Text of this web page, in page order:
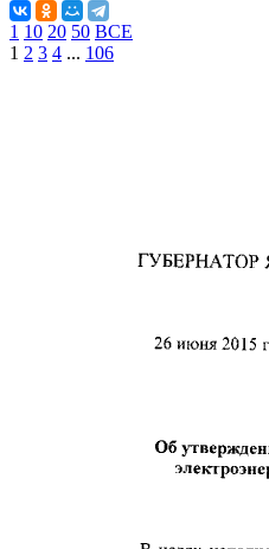
1 10 20 50 ВСЕ
1 2 3 4 ... 106